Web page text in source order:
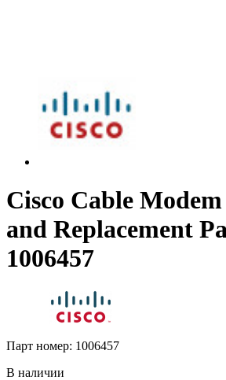
Cisco Cable Modem
and Replacement
1006457
Парт номер: 1006457
В наличии